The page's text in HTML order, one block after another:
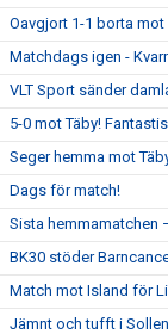
Oavgjort 1-1 borta mot
Matchdags igen -
VLT Sport sänder
5-0 mot Täby!
Seger hemma mot
Dags för match!
Sista hemmamatchen
BK30 stöder
Match mot Island för
Jämnt och tufft i